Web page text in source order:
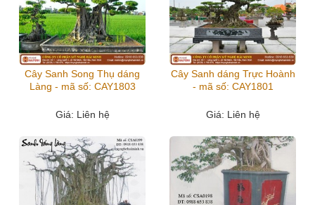
Cây Sanh Song Thụ dáng
Làng - mã số: CAY1803
Giá: Liên hệ
Cây Sanh dáng Trực Hoành
- mã số: CAY1801
Giá: Liên hệ